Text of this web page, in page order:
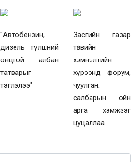
"Автобензин,
дизель түлшний
онцгой албан
татварыг
тэглэлээ"
Засгийн газар
төсвийн
хэмнэлтийн
хүрээнд форум,
чуулган,
салбарын ойн
арга хэмжээг
цуцаллаа